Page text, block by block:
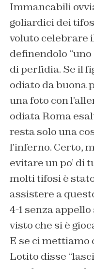
Immancabili
goliardici dei
voluto celebrare
definendolo
di perfidia. Se il
odiato da buona
una foto con
odiata Roma
resta solo una
l’inferno. Certo,
evitare un po’ di
molti tifosi è
assistere a
4-1 senza appello
visto che si è
E se ci mettiamo
Lotito disse